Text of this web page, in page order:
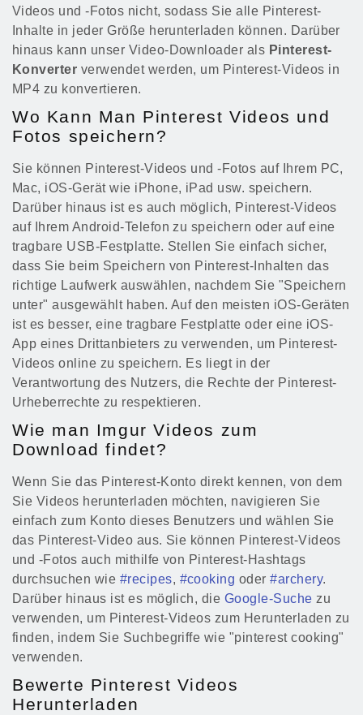
Videos und -Fotos nicht, sodass Sie alle Pinterest-
Inhalte in jeder Größe herunterladen können. Darüber
hinaus kann unser Video-Downloader als Pinterest-
Konverter verwendet werden, um Pinterest-Videos in
MP4 zu konvertieren.
Wo Kann Man Pinterest Videos und
Fotos speichern?
Sie können Pinterest-Videos und -Fotos auf Ihrem PC,
Mac, iOS-Gerät wie iPhone, iPad usw. speichern.
Darüber hinaus ist es auch möglich, Pinterest-Videos
auf Ihrem Android-Telefon zu speichern oder auf eine
tragbare USB-Festplatte. Stellen Sie einfach sicher,
dass Sie beim Speichern von Pinterest-Inhalten das
richtige Laufwerk auswählen, nachdem Sie "Speichern
unter" ausgewählt haben. Auf den meisten iOS-Geräten
ist es besser, eine tragbare Festplatte oder eine iOS-
App eines Drittanbieters zu verwenden, um Pinterest-
Videos online zu speichern. Es liegt in der
Verantwortung des Nutzers, die Rechte der Pinterest-
Urheberrechte zu respektieren.
Wie man Imgur Videos zum
Download findet?
Wenn Sie das Pinterest-Konto direkt kennen, von dem
Sie Videos herunterladen möchten, navigieren Sie
einfach zum Konto dieses Benutzers und wählen Sie
das Pinterest-Video aus. Sie können Pinterest-Videos
und -Fotos auch mithilfe von Pinterest-Hashtags
durchsuchen wie #recipes, #cooking oder#archery.
Darüber hinaus ist es möglich, die Google-Suche zu
verwenden, um Pinterest-Videos zum Herunterladen zu
finden, indem Sie Suchbegriffe wie "pinterest cooking"
verwenden.
Bewerte Pinterest Videos
Herunterladen